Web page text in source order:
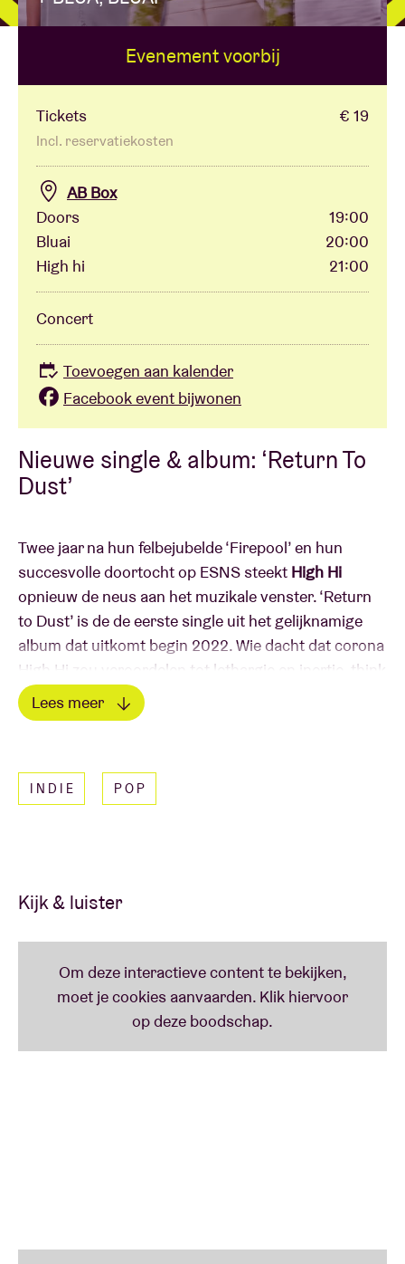
BRDCST
ABtv
Concertcheque
Over AB
Contact
Nieuwe single & album: ‘Return To
Dust’
Twee jaar na hun felbejubelde ‘Firepool’ en hun
succesvolle doortocht op ESNS steekt High Hi
opnieuw de neus aan het muzikale venster. ‘Return
to Dust’ is de de eerste single uit het gelijknamige
album dat uitkomt begin 2022. Wie dacht dat corona
High Hi zou veroordelen tot lethargie en inertie, think
again. High Hi – nog steeds het vehikel van powertrio
Anne-Sophie Ooghe (gitaar/zang), Dieter Beerten
mooi door de pandemie heen, dook de studio in en
gooide tien tracks op band. Stuk voor stuk nummers
Lees meer
INDIE POP
Kijk & luister
Evenement voorbij
Tickets € 19
Incl. reservatiekosten
AB Box
Doors
19:00
Bluai
20:00
High hi
21:00
Concert
Toevoegen aan kalender
Facebook event bijwonen